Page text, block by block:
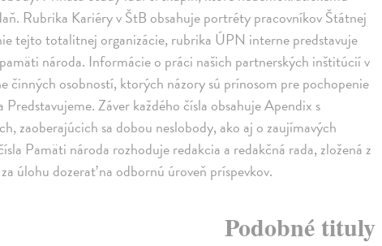
Rubrika Kariéry v ŠtB obsahuje portréty pracovníkov Štátnej
tejto totalitnej organizácie, rubrika ÚPN interne predstavuje
národa. Informácie o práci našich partnerských inštitúcií v
činných osobností, ktorých názory sú prínosom pre pochopenie
Záver každého čísla obsahuje Apendix s
zaoberajúcich sa dobou neslobody, ako aj o zaujímavých
Pamäti národa rozhoduje redakcia a redakčná rada, zložená z
úlohu dozerať na odbornú úroveň príspevkov.
Podobné tituly